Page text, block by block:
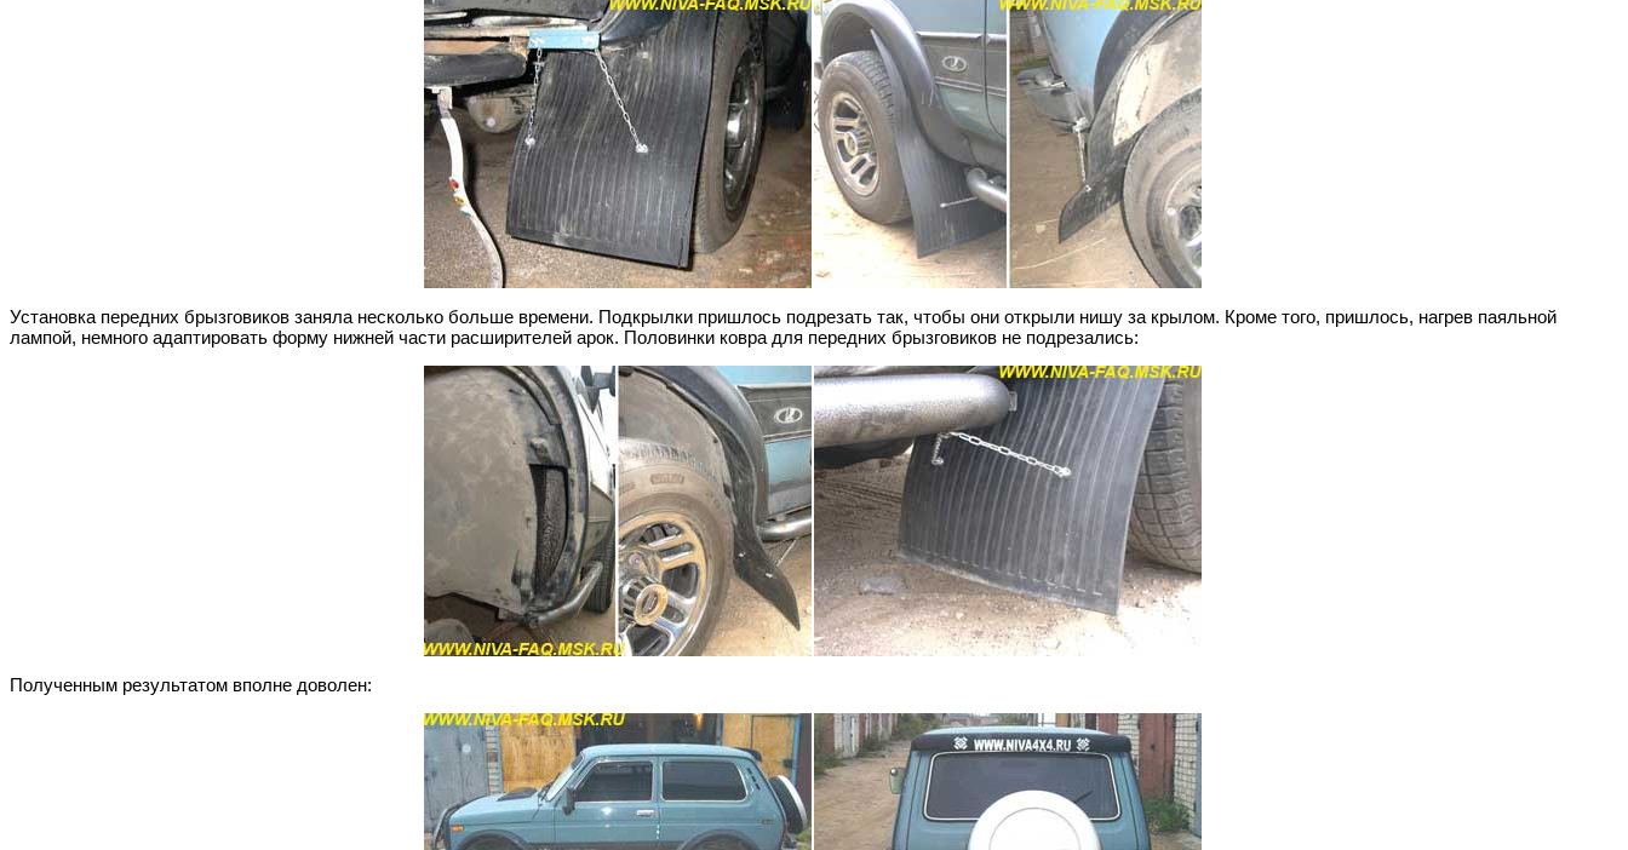
Установка передних брызговиков заняла несколько больше времени. Подкрылки пришлось подрезать так, чтобы они открыли нишу за крылом. Кроме того, пришлось, нагрев паяльной
лампой, немного адаптировать форму нижней части расширителей арок. Половинки ковра для передних брызговиков не подрезались:
Полученным результатом вполне доволен: